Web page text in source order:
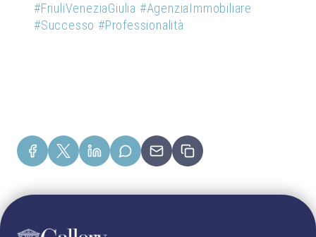
#FriuliVeneziaGiulia #AgenziaImmobiliare
#Successo #Professionalità